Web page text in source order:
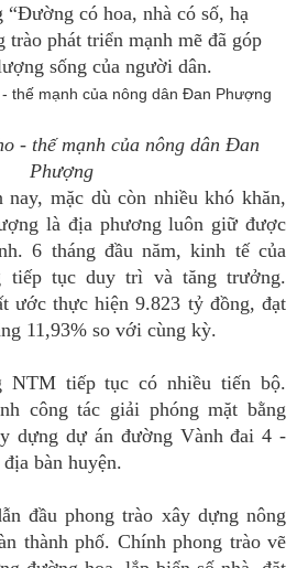
“Đường có hoa, nhà có số, hạ
trào phát triển mạnh mẽ đã góp
sống của người dân.
- thế mạnh của nông dân Đan
Phượng
nay, mặc dù còn nhiều khó khăn,
là địa phương luôn giữ được
6 tháng đầu năm, kinh tế của
tiếp tục duy trì và tăng trưởng.
ước thực hiện 9.823 tỷ đồng, đạt
11,93% so với cùng kỳ.
NTM tiếp tục có nhiều tiến bộ.
công tác giải phóng mặt bằng
dựng dự án đường Vành đai 4 -
bàn huyện.
đầu phong trào xây dựng nông
thành phố. Chính phong trào vẽ